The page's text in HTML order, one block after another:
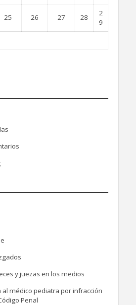
25 26 27 28
2
9
y juezas en los medios
al médico pediatra por infracción
Penal